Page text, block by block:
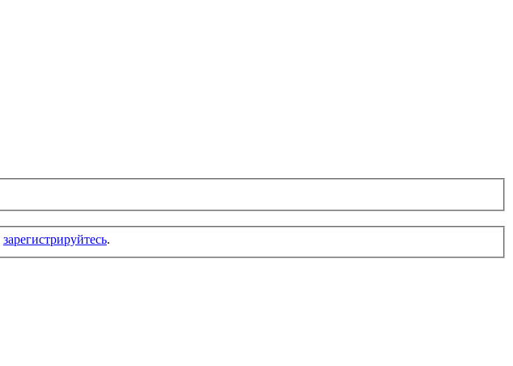
зарегистрируйтесь.